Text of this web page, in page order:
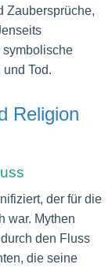
Zaubersprüche,
symbolische
Tod.
Religion
der für die
war. Mythen
den Fluss
die seine